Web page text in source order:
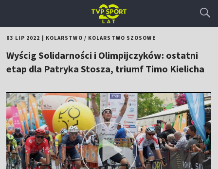
03 LIP 2022 KOLARSTWO / KOLARSTWO SZOSOWE
Wyścig Solidarności i Olimpijczyków: ostatni
etap dla Patryka Stosza, triumf Timo Kielicha